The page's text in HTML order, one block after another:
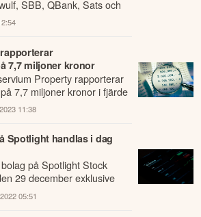
SBB, QBank, Sats och
DistIT/CTEK,
7,7 miljoner kronor
Property rapporterar
7,7 miljoner kronor i fjärde
11:38
Spotlight handlas i dag
på Spotlight Stock
29 december exklusive
* Aquat...
05:51